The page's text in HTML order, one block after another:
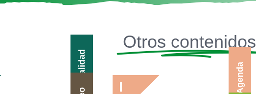
Otros contenidos
Actualidad Agenda